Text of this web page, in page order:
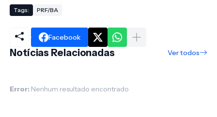
Tags: PRF/BA
Facebook
Notícias Relacionadas Ver todos
Error: Nenhum resultado encontrado